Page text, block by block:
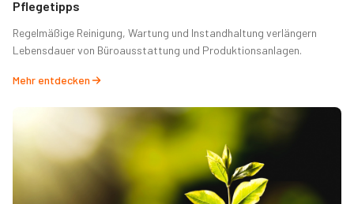
Pflegetipps
Regelmäßige Reinigung, Wartung und Instandhaltung verlängern
Lebensdauer von Büroausstattung und Produktionsanlagen.
Mehr entdecken